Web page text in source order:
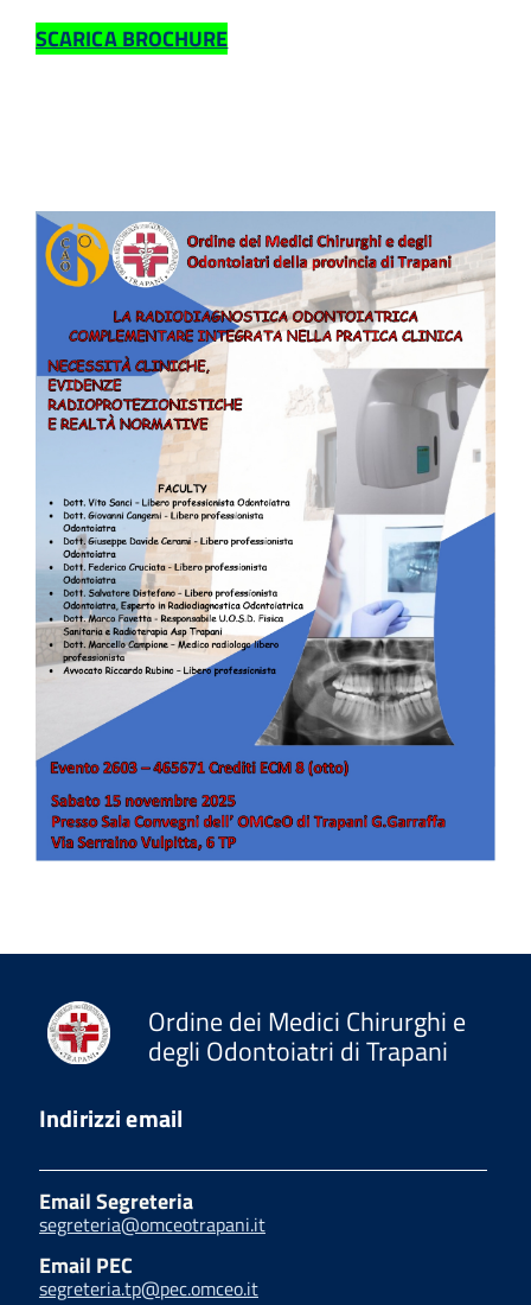
SCARICA BROCHURE
Ordine dei Medici Chirurghi e
degli Odontoiatri di Trapani
Indirizzi email
Email Segreteria
segreteria@omceotrapani.it
Email PEC
segreteria.tp@pec.omceo.it